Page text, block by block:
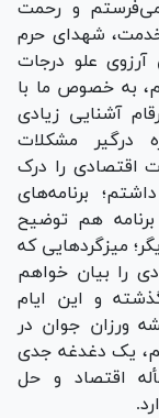
و رحمت
شهدای حرم
علو درجات
به خصوص ما با
آشنایی زیادی
درگیر مشکلات
اقتصادی را درک
برنامه‌های
هم توضیح
میزگرد‌هایی که
را بیان خواهم
و این ایام
ورزان جوان در
یک دغدغه جدی
اقتصاد و حل